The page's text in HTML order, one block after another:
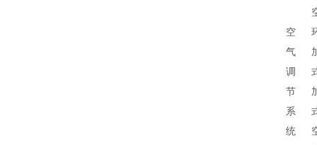
空
气
调
节
系
统